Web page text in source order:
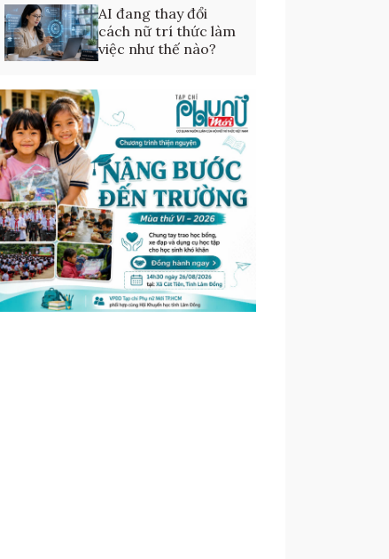
AI đang thay đổi
cách nữ trí thức làm
việc như thế nào?